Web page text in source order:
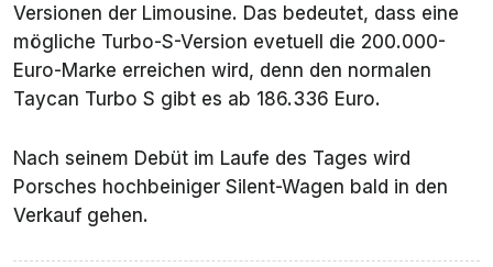
Versionen der Limousine. Das bedeutet, dass eine
mögliche Turbo-S-Version evetuell die 200.000-
Euro-Marke erreichen wird, denn den normalen
Taycan Turbo S gibt es ab 186.336 Euro.
Nach seinem Debüt im Laufe des Tages wird
Porsches hochbeiniger Silent-Wagen bald in den
Verkauf gehen.